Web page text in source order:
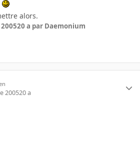
alors.
20 a par Daemonium
200520 a